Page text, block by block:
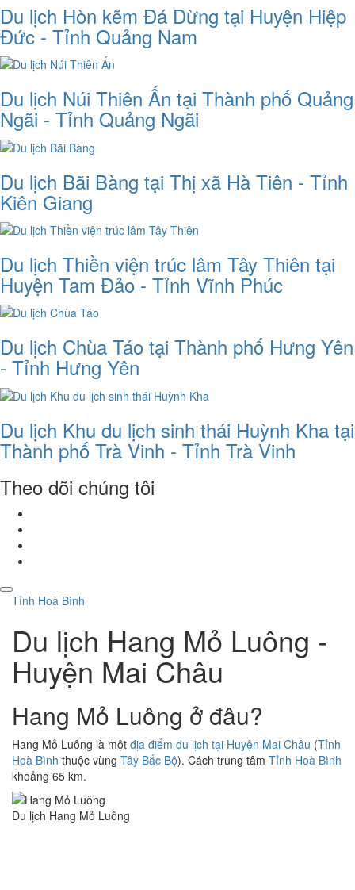
Du lịch Hòn kẽm Đá Dừng tại Huyện Hiệp
Đức - Tỉnh Quảng Nam
Du lịch Núi Thiên Ấn tại Thành phố Quảng
Ngãi - Tỉnh Quảng Ngãi
Du lịch Bãi Bàng tại Thị xã Hà Tiên - Tỉnh
Kiên Giang
Du lịch Thiền viện trúc lâm Tây Thiên tại
Huyện Tam Đảo - Tỉnh Vĩnh Phúc
Du lịch Chùa Táo tại Thành phố Hưng Yên
- Tỉnh Hưng Yên
Du lịch Khu du lịch sinh thái Huỳnh Kha tại
Thành phố Trà Vinh - Tỉnh Trà Vinh
Theo dõi chúng tôi
Tỉnh Hoà Bình
Du lịch Hang Mỏ Luông -
Huyện Mai Châu
Hang Mỏ Luông ở đâu?
Hang Mỏ Luông là một địa điểm du lịch tại Huyện Mai Châu (Tỉnh
Hoà Bình thuộc vùng Tây Bắc Bộ). Cách trung tâm Tỉnh Hoà Bình
khoảng 65 km.
Du lịch Hang Mỏ Luông